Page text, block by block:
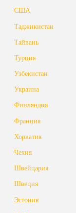
США
Таджикистан
Тайвань
Турция
Узбекистан
Украина
Финляндия
Франция
Хорватия
Чехия
Швейцария
Швеция
Эстония